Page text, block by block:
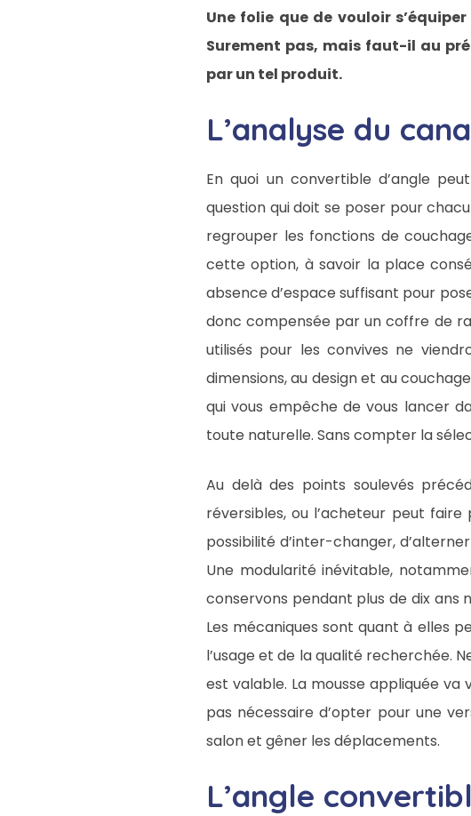
Une folie que de vouloir
Surement pas, mais faut-il au
par un tel produit.
L’analyse du
En quoi un convertible d’angle
question qui doit se poser pour
regrouper les fonctions de
cette option, à savoir la place
absence d’espace suffisant pour
donc compensée par un coffre de
utilisés pour les convives ne
dimensions, au design et au
qui vous empêche de vous lancer
toute naturelle. Sans compter la
Au delà des points soulevés
réversibles, ou l’acheteur peut
possibilité d’inter-changer,
Une modularité inévitable,
conservons pendant plus de dix ans
Les mécaniques sont quant à elles
l’usage et de la qualité recherchée.
est valable. La mousse appliquée va
pas nécessaire d’opter pour une
salon et gêner les déplacements.
L’angle